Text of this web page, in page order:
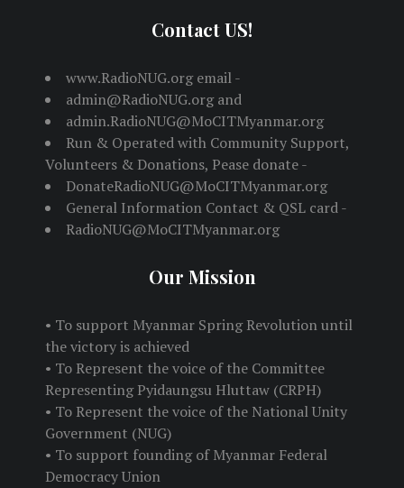
Contact US!
www.RadioNUG.org email -
admin@RadioNUG.org and
admin.RadioNUG@MoCITMyanmar.org
Run & Operated with Community Support,
Volunteers & Donations, Pease donate -
DonateRadioNUG@MoCITMyanmar.org
General Information Contact & QSL card -
RadioNUG@MoCITMyanmar.org
Our Mission
• To support Myanmar Spring Revolution until
the victory is achieved
• To Represent the voice of the Committee
Representing Pyidaungsu Hluttaw (CRPH)
• To Represent the voice of the National Unity
Government (NUG)
• To support founding of Myanmar Federal
Democracy Union